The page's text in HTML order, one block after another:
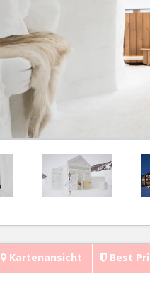
Kartenansicht Best